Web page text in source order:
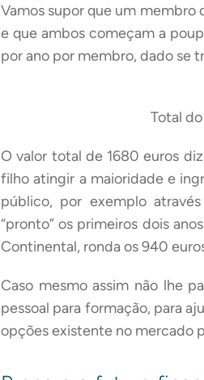
Vamos supor que um membro
e que ambos começam a
por ano por membro, dado se
Total
O valor total de 1680 euros
filho atingir a maioridade e
público, por exemplo
“pronto” os primeiros dois
Continental, ronda os 940
Caso mesmo assim não lhe
pessoal para formação, para
opções existente no mercado